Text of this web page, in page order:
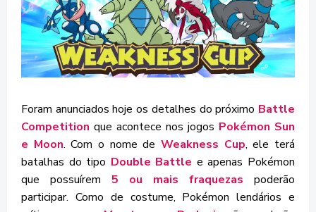
Foram anunciados hoje os detalhes do próximo Battle
Competition que acontece nos jogos Pokémon Sun
e Moon. Com o nome deWeakness Cup, ele terá
batalhas do tipo Double Battle e apenas Pokémon
que possuírem 5 ou mais fraquezas poderão
participar. Como de costume, Pokémon lendários e